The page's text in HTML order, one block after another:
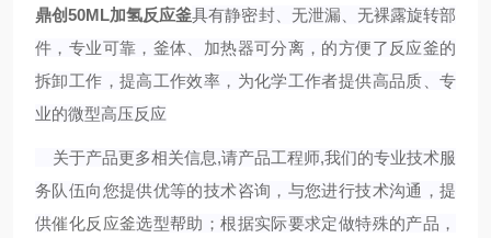
鼎创50ML加氢反应釜具有静密封、无泄漏、无裸露旋转部
件，专业可靠，釜体、加热器可分离，的方便了反应釜的
拆卸工作，提高工作效率，为化学工作者提供高品质、专
业的微型高压反应
关于产品更多相关信息,请产品工程师,我们的专业技术服
务队伍向您提供优等的技术咨询，与您进行技术沟通，提
供催化反应釜选型帮助；根据实际要求定做特殊的产品，